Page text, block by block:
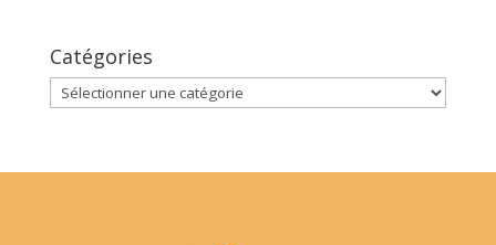
Catégories
Catégories